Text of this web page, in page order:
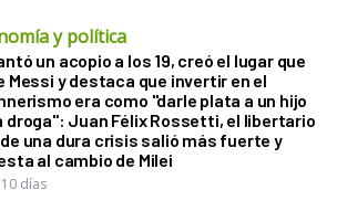
y política
un acopio a los 19, creó el lugar que
Messi y destaca que invertir en el
era como "darle plata a un hijo
droga": Juan Félix Rossetti, el libertario
una dura crisis salió más fuerte y
al cambio de Milei
días